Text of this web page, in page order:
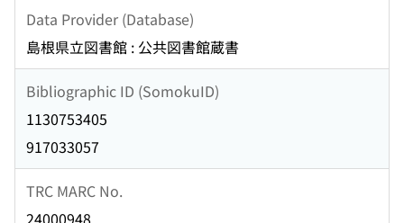
Data Provider (Database)
島根県立図書館 : 公共図書館蔵書
Bibliographic ID (SomokuID)
1130753405
917033057
TRC MARC No.
24000948